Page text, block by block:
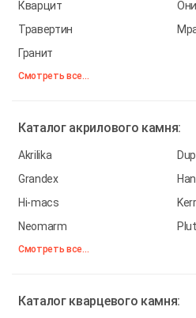
Кварцит
Травертин
Гранит
Смотреть все...
Каталог акрилового камня:
Akrilika
Grandex
Hi-macs
Neomarm
Смотреть все...
Каталог кварцевого камня: